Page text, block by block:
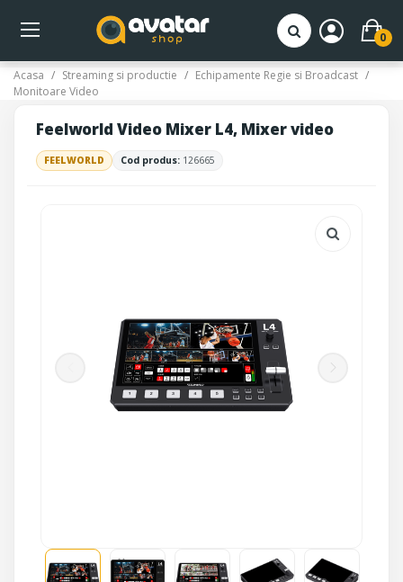
0
Acasa Streaming si productie
Echipamente Regie si Broadcast
Monitoare Video
Feelworld Video Mixer L4, Mixer video
FEELWORLD Cod produs: 126665